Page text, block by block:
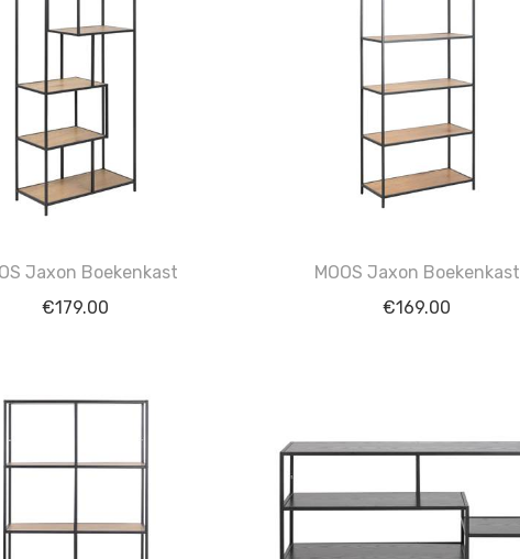
Jaxon Boekenkast
€179.00
MOOS Jaxon Boekenkast
€169.00